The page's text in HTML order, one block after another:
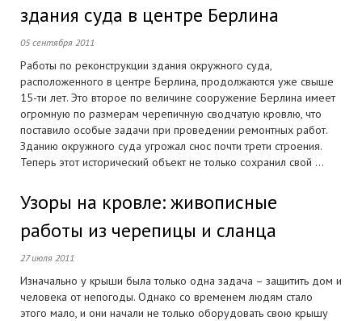
здания суда в центре Берлина
05 сентября 2011
Работы по реконструкции здания окружного суда,
расположенного в центре Берлина, продолжаются уже свыше
15-ти лет. Это второе по величине сооружение Берлина имеет
огромную по размерам черепичную сводчатую кровлю, что
поставило особые задачи при проведении ремонтных работ.
Зданию окружного суда угрожал снос почти трети строения.
Теперь этот исторический объект не только сохранил свой ...
Узоры на кровле: живописные
работы из черепицы и сланца
27 июля 2011
Изначально у крыши была только одна задача – защитить дом и
человека от непогоды. Однако со временем людям стало
этого мало, и они начали не только оборудовать свою крышу